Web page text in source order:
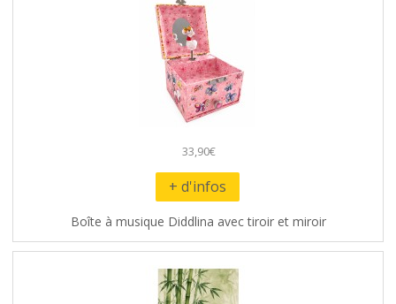
33,90€
+ d'infos
Boîte à musique Diddlina avec tiroir et miroir